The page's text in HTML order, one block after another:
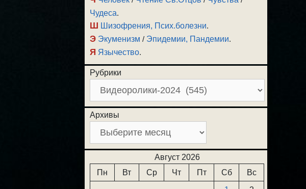
Чудеса.
Ш Шизофрения, Псих.болезни.
Э Экуменизм / Эпидемии, Пандемии.
Я Язычество.
Рубрики
Архивы
Август 2026
Пн
Вт Ср Чт Пт Сб
Вс